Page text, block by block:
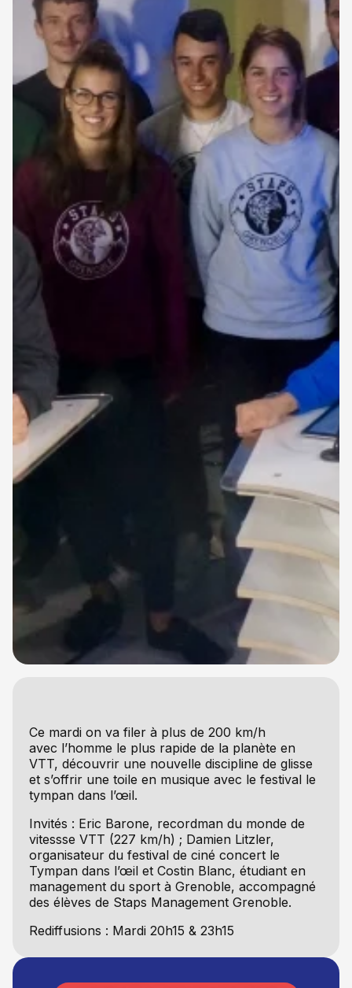
Ce mardi on va filer à plus de 200 km/h
avec l’homme le plus rapide de la planète en
VTT, découvrir une nouvelle discipline de glisse
et s’offrir une toile en musique avec le festival le
tympan dans l’œil.
Invités : Eric Barone, recordman du monde de
vitessse VTT (227 km/h) ; Damien Litzler,
organisateur du festival de ciné concert le
Tympan dans l’œil et Costin Blanc, étudiant en
management du sport à Grenoble, accompagné
des élèves de Staps Management Grenoble.
Rediffusions : Mardi 20h15 & 23h15